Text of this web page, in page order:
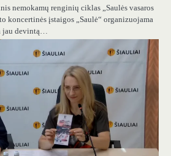
nemokamų renginių ciklas „Saulės vasaros
koncertinės įstaigos „Saulė“ organizuojama
devintą…